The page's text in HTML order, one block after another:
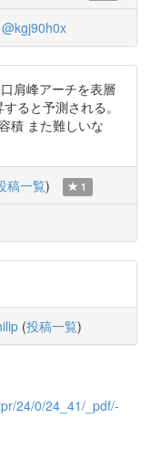
@kgj90h0x
肩峰アーチを表層
ると予測される。
積 また難しいな
稿一覧) 1
(投稿一覧)
24/0/24_41/_pdf/-